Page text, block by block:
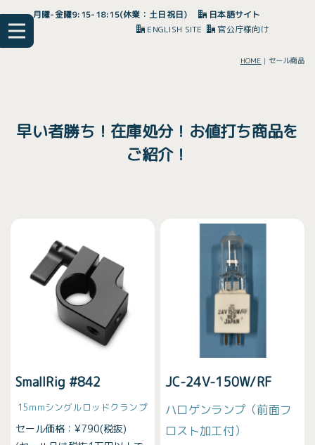
月曜-金曜9:15-18:15(休業：土日祝日)
日本語サイト
ENGLISH SITE
官公庁様向け
HOME | セール商品
早い者勝ち！在庫処分！お値打ち商品を
ご紹介！
SmallRig #842
15mmシングルロッドクランプ
セール価格：¥790(税抜)
JC-24V-150W/RF
ハロゲンランプ（前面フ
ロスト加工付）